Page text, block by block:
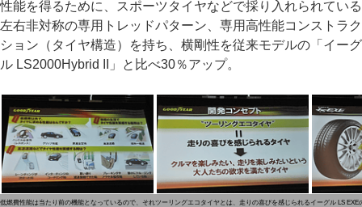
性能を得るために、スポーツタイヤなどで採り入れられている
左右非対称の専用トレッドパターン、専用高性能コンストラク
ション（タイヤ構造）を持ち、横剛性を従来モデルの「イーグ
ル LS2000Hybrid II」と比べ30％アップ。
低燃費性能は当たり前の機能となっているので、それツーリングエコタイヤとは、走りの喜びを感じられる イーグル LS EXE